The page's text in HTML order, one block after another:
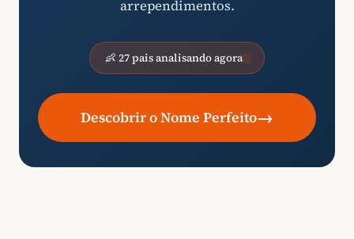
arrependimentos.
👶 27 pais analisando agora
Descobrir o Nome Perfeito→